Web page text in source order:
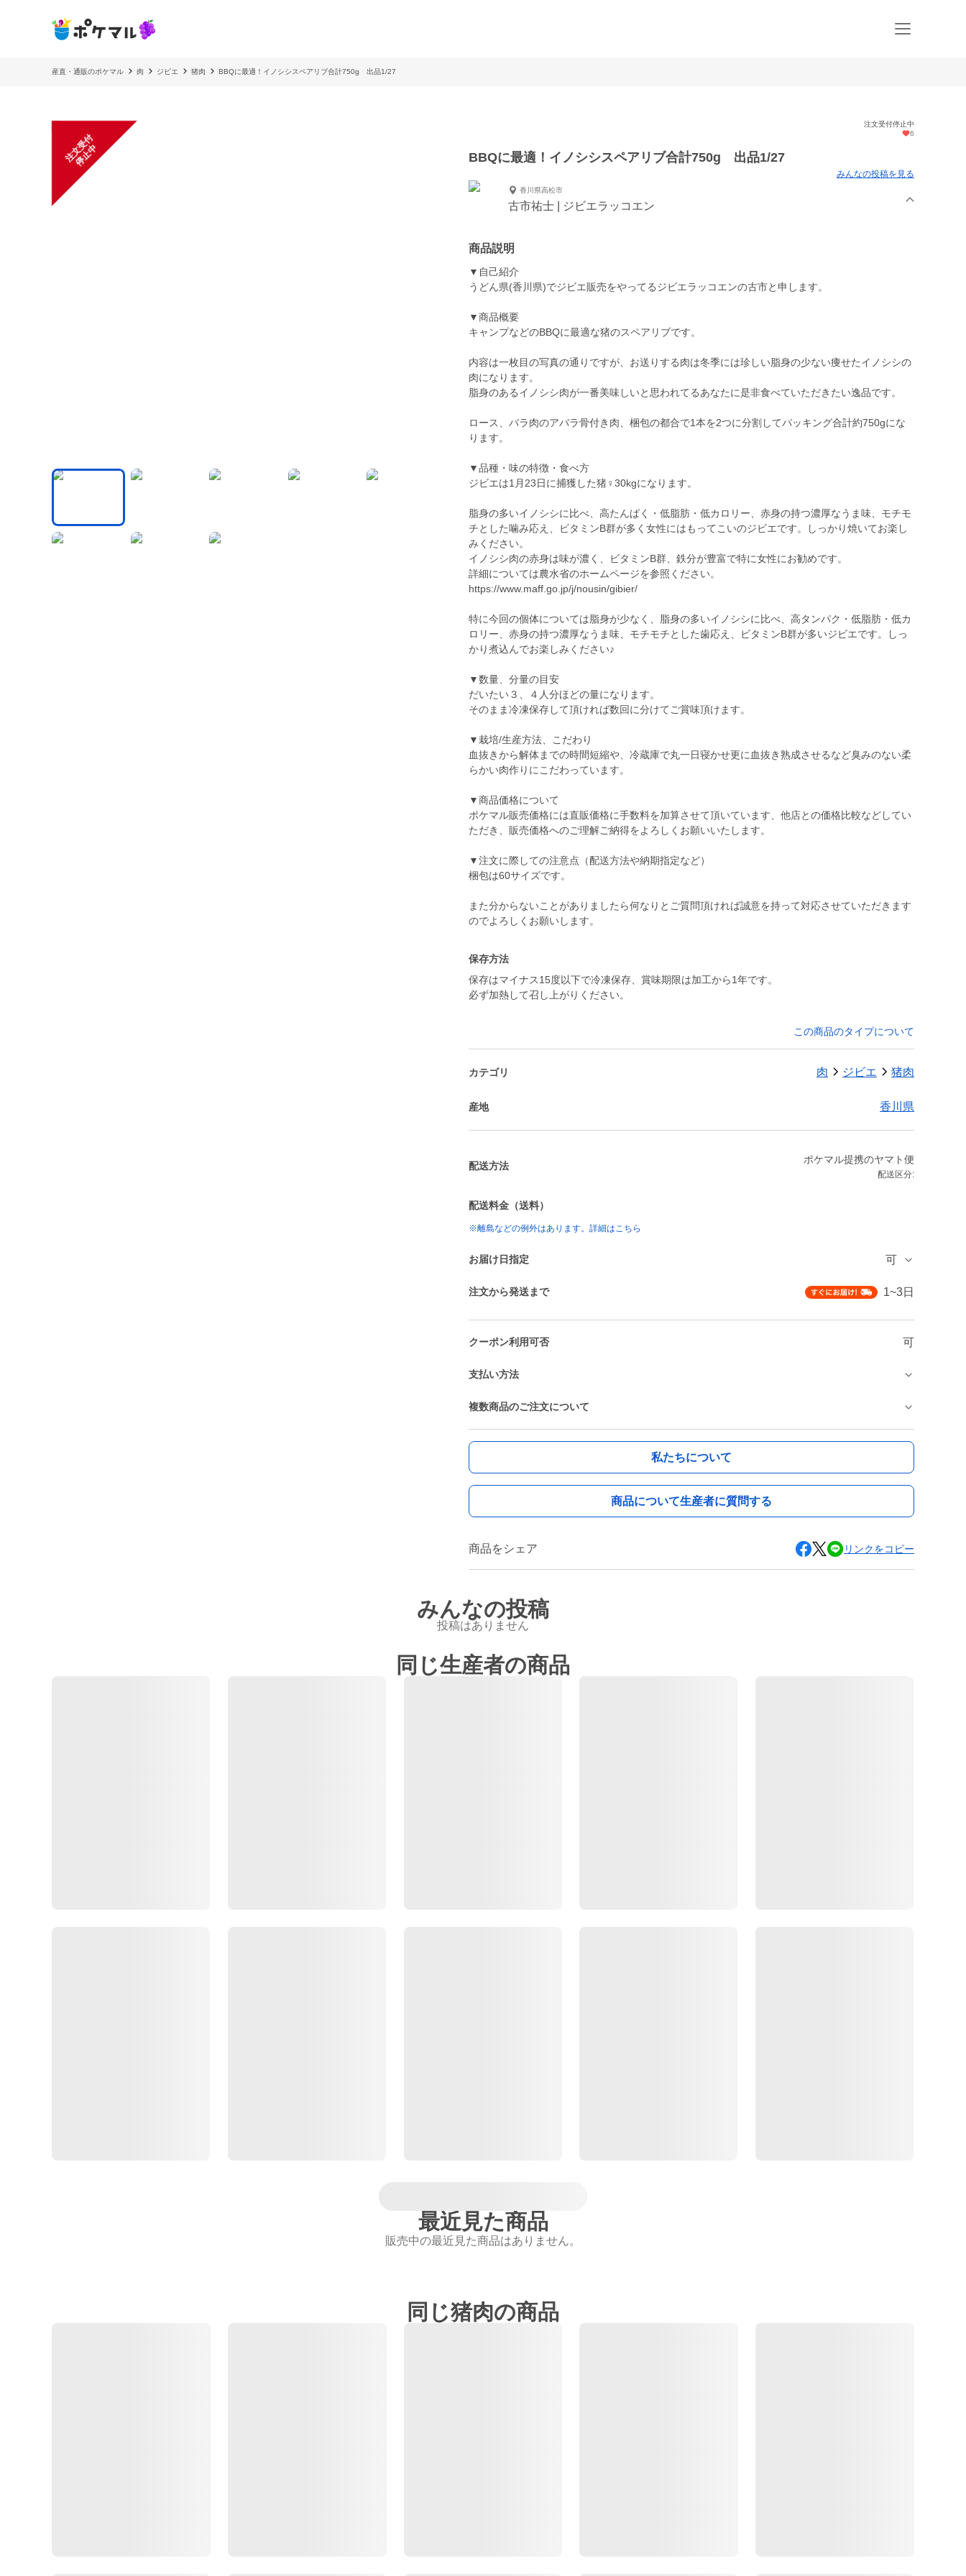
産直・通販のポケマル 肉 ジビエ 猪肉 BBQに最適！イノシシスペアリブ合計750g 出品1/27
注
文
受
付
停
止
中
注文受付停止中
6
BBQに最適！イノシシスペアリブ合計750g 出品1/27
みんなの投稿を見る
香川県高松市
古市祐士 | ジビエラッコエン
商品説明
▼自己紹介
うどん県(香川県)でジビエ販売をやってるジビエラッコエンの古市と申します。
▼商品概要
キャンプなどのBBQに最適な猪のスペアリブです。
内容は一枚目の写真の通りですが、お送りする肉は冬季には珍しい脂身の少ない痩せたイノシシの
肉になります。
脂身のあるイノシシ肉が一番美味しいと思われてるあなたに是非食べていただきたい逸品です。
ロース、バラ肉のアバラ骨付き肉、梱包の都合で1本を2つに分割してパッキング合計約750gにな
ります。
▼品種・味の特徴・食べ方
ジビエは1月23日に捕獲した猪♀30kgになります。
脂身の多いイノシシに比べ、高たんぱく・低脂肪・低カロリー、赤身の持つ濃厚なうま味、モチモ
チとした噛み応え、ビタミンB群が多く女性にはもってこいのジビエです。しっかり焼いてお楽し
みください。
イノシシ肉の赤身は味が濃く、ビタミンB群、鉄分が豊富で特に女性にお勧めです。
詳細については農水省のホームページを参照ください。
https://www.maff.go.jp/j/nousin/gibier/
特に今回の個体については脂身が少なく、脂身の多いイノシシに比べ、高タンパク・低脂肪・低カ
ロリー、赤身の持つ濃厚なうま味、モチモチとした歯応え、ビタミンB群が多いジビエです。しっ
かり煮込んでお楽しみください♪
▼数量、分量の目安
だいたい３、４人分ほどの量になります。
そのまま冷凍保存して頂ければ数回に分けてご賞味頂けます。
▼栽培/生産方法、こだわり
血抜きから解体までの時間短縮や、冷蔵庫で丸一日寝かせ更に血抜き熟成させるなど臭みのない柔
らかい肉作りにこだわっています。
▼商品価格について
ポケマル販売価格には直販価格に手数料を加算させて頂いています、他店との価格比較などしてい
ただき、販売価格へのご理解ご納得をよろしくお願いいたします。
▼注文に際しての注意点（配送方法や納期指定など）
梱包は60サイズです。
また分からないことがありましたら何なりとご質問頂ければ誠意を持って対応させていただきます
のでよろしくお願いします。
保存方法
保存はマイナス15度以下で冷凍保存、賞味期限は加工から1年です。
必ず加熱して召し上がりください。
この商品のタイプについて
カテゴリ 肉 ジビエ 猪肉
産地 香川県
配送方法
ポケマル提携のヤマト便
配送区分:
配送料金（送料）
※離島などの例外はあります。詳細はこちら
お届け日指定 可
注文から発送まで 1~3日
クーポン利用可否 可
支払い方法
複数商品のご注文について
私たちについて
商品について生産者に質問する
商品をシェア リンクをコピー
みんなの投稿
投稿はありません
同じ生産者の商品
最近見た商品
販売中の最近見た商品はありません。
同じ猪肉の商品